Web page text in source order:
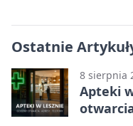
Ostatnie
8 sierpnia
Apteki